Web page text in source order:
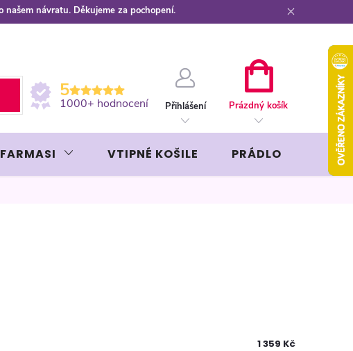
návratu. Děkujeme za pochopení.
5
1000+ hodnocení Přihlášení
KOŠÍK
Prázdný košík
FARMASI VTIPNÉ KOŠILE PRÁDLO
1 359 Kč